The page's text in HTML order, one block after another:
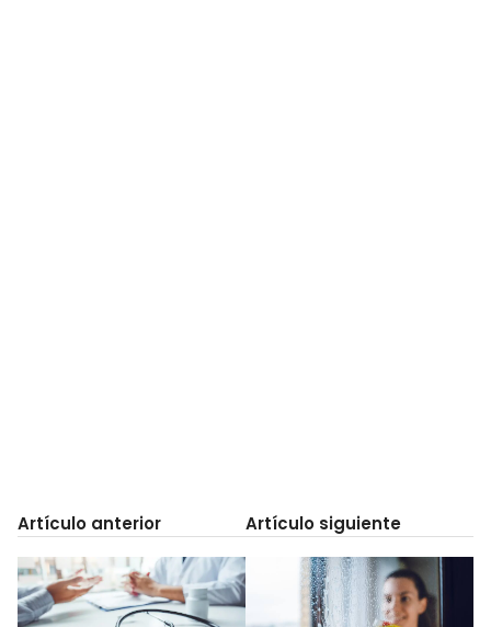
Artículo anterior Artículo siguiente